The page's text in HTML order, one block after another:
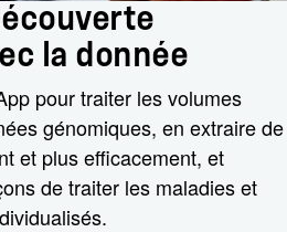
la donnée
pour traiter les volumes
génomiques, en extraire de
et plus efficacement, et
de traiter les maladies et